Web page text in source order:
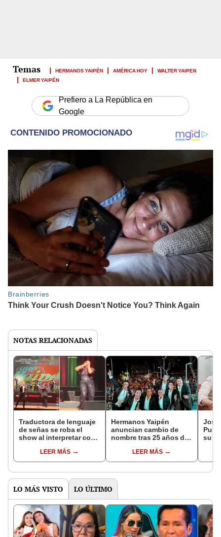
HERMANOS YAIPÉN AMÉRICA HOY
WALTER YAIPEN
ELMER YAIPÉN
Prefiero a La República en
Google
NOTAS RELACIONADAS
Traductora de lenguaje
de señas se roba el
show al interpretar con
temas de los Hermanos
Yaipén durante
LEER MÁS
Hermanos Yaipén
anuncian cambio de
nombre tras 25 años de
llegado el momento de
asumir un nuevo reto"
LEER MÁS
José
su
eso”
LO MÁS VISTO LO ÚLTIMO